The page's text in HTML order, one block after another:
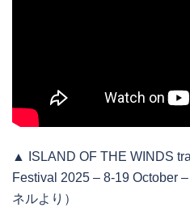
▲ ISLAND OF THE WINDS
Festival 2025 – 8-19 October
ネルより）